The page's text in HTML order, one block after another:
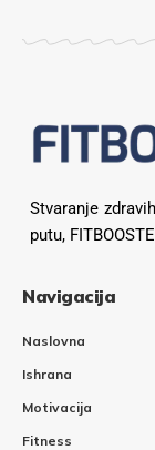
Stvaranje
putu,
Navigacija
Naslovna
Ishrana
Motivacija
Fitness